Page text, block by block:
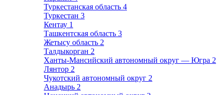
Туркестанская область 4
Туркестан 3
Кентау 1
Ташкентская область 3
Жетысу область 2
Талдыкорган 2
Ханты-Мансийский автономный округ — Югра 2
Лянтор 2
Чукотский автономный округ 2
Анадырь 2